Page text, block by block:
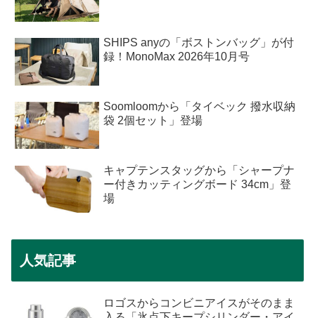
SHIPS anyの「ボストンバッグ」が付
録！MonoMax 2026年10月号
Soomloomから「タイベック 撥水収納
袋 2個セット」登場
キャプテンスタッグから「シャープナ
ー付きカッティングボード 34cm」登
場
人気記事
ロゴスからコンビニアイスがそのまま